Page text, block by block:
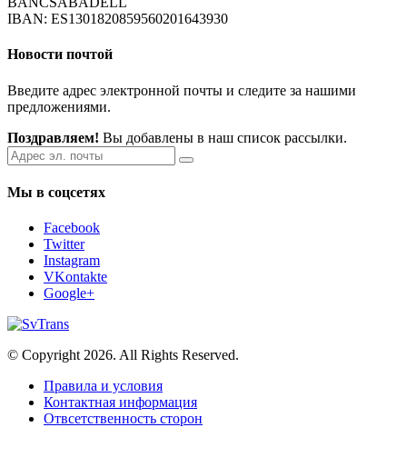
IBAN: ES1301820859560201643930
Новости почтой
Введите адрес электронной почты и следите за нашими
предложениями.
Поздравляем! Вы добавлены в наш список рассылки.
Мы в соцсетях
Facebook
Twitter
Instagram
VKontakte
Google+
© Copyright 2026. All Rights Reserved.
Правила и условия
Контактная информация
Отвсетственность сторон